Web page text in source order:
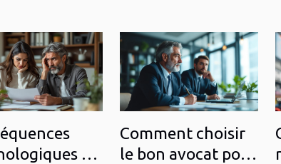
du
Comment choisir
le bon avocat pour